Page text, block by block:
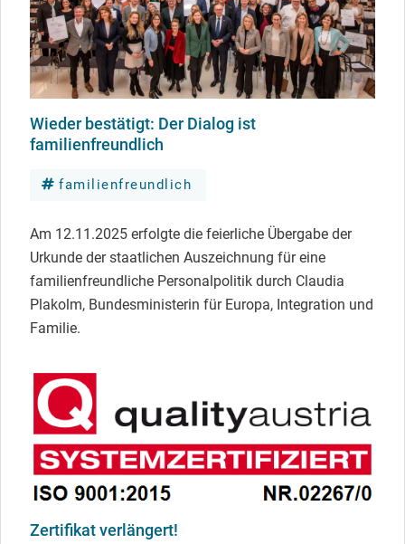
Wieder bestätigt: Der Dialog ist
familienfreundlich
familienfreundlich
Am 12.11.2025 erfolgte die feierliche Übergabe der
Urkunde der staatlichen Auszeichnung für eine
familienfreundliche Personalpolitik durch Claudia
Plakolm, Bundesministerin für Europa, Integration und
Familie.
Zertifikat verlängert!